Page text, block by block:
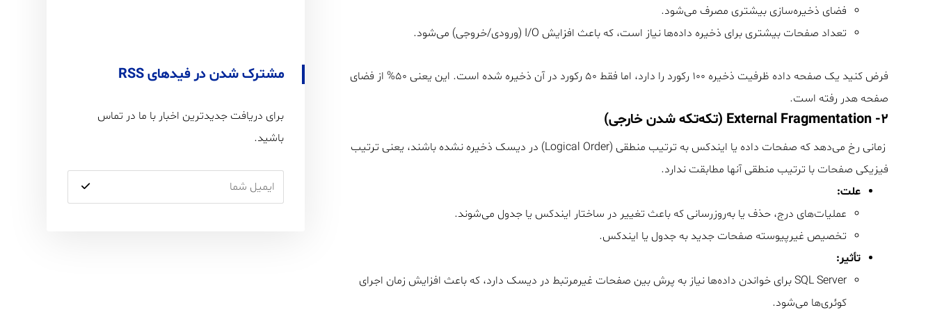
فضای ذخیره‌سازی بیشتری مصرف می‌شود.
تعداد صفحات بیشتری برای ذخیره داده‌ها نیاز است، که باعث افزایش I/O (ورودی/خروجی) می‌شود.
فرض کنید یک صفحه داده ظرفیت ذخیره ۱۰۰ رکورد را دارد، اما فقط ۵۰ رکورد در آن ذخیره شده است. این یعنی ۵۰% از فضای
صفحه هدر رفته است.
۲- External Fragmentation (تکه‌تکه شدن خارجی)
زمانی رخ می‌دهد که صفحات داده یا ایندکس به ترتیب منطقی (Logical Order) در دیسک ذخیره نشده باشند، یعنی ترتیب
فیزیکی صفحات با ترتیب منطقی آنها مطابقت ندارد.
علت:
عملیات‌های درج، حذف یا به‌روزرسانی که باعث تغییر در ساختار ایندکس یا جدول می‌شوند.
تخصیص غیرپیوسته صفحات جدید به جدول یا ایندکس.
تأثیر:
SQL Server برای خواندن داده‌ها نیاز به پرش بین صفحات غیرمرتبط در دیسک دارد، که باعث افزایش زمان اجرای
کوئری‌ها می‌شود.
مشترک شدن در فیدهای RSS
برای دریافت جدیدترین اخبار با ما در تماس
باشید.